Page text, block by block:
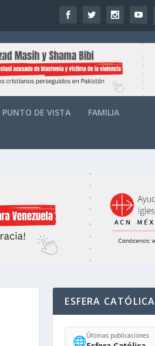
PUNTO DE VISTA FAMILIA
ESFERA CATÓLICA
🌐Últimas publicaciones